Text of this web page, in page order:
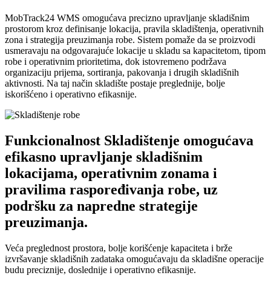
MobTrack24 WMS omogućava precizno upravljanje skladišnim
prostorom kroz definisanje lokacija, pravila skladištenja, operativnih
zona i strategija preuzimanja robe. Sistem pomaže da se proizvodi
usmeravaju na odgovarajuće lokacije u skladu sa kapacitetom, tipom
robe i operativnim prioritetima, dok istovremeno podržava
organizaciju prijema, sortiranja, pakovanja i drugih skladišnih
aktivnosti. Na taj način skladište postaje preglednije, bolje
iskorišćeno i operativno efikasnije.
Funkcionalnost Skladištenje omogućava
efikasno upravljanje skladišnim
lokacijama, operativnim zonama i
pravilima raspoređivanja robe, uz
podršku za napredne strategije
preuzimanja.
Veća preglednost prostora, bolje korišćenje kapaciteta i brže
izvršavanje skladišnih zadataka omogućavaju da skladišne operacije
budu preciznije, doslednije i operativno efikasnije.